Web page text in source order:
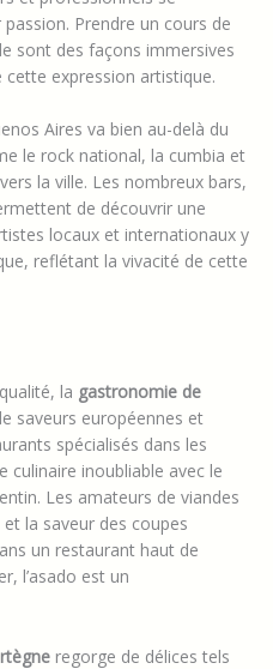
Prendre un cours de
sont des façons immersives
cette expression artistique.
Aires va bien au-delà du
le rock national, la cumbia et
la ville. Les nombreux bars,
de découvrir une
locaux et internationaux y
reflétant la vivacité de cette
la gastronomie de
saveurs européennes et
spécialisés dans les
culinaire inoubliable avec le
Les amateurs de viandes
la saveur des coupes
un restaurant haut de
l’asado est un
regorge de délices tels